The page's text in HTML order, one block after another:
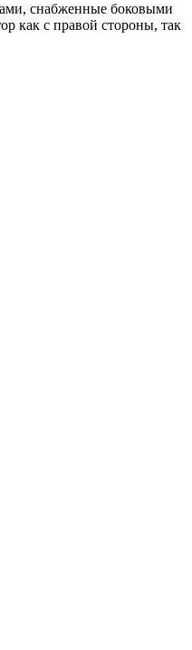
снабженные боковыми
как с правой стороны, так